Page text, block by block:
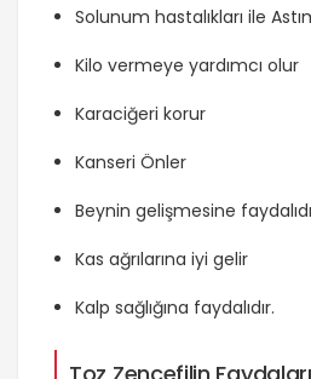
Solunum hastalıkları ile
Kilo vermeye yardımcı olur
Karaciğeri korur
Kanseri Önler
Beynin gelişmesine
Kas ağrılarına iyi gelir
Kalp sağlığına faydalıdır.